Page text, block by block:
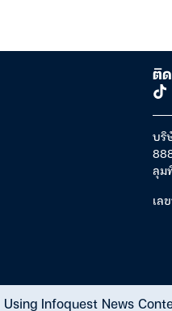
ติด
บริ
ลุม
เล
Using Infoquest News